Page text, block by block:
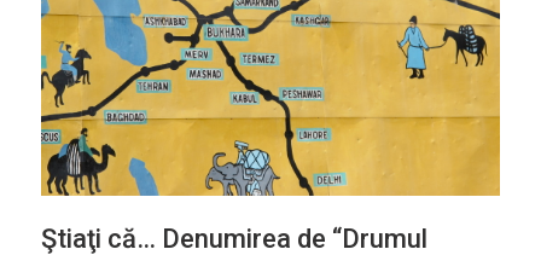
Ştiaţi că… Denumirea de “Drumul